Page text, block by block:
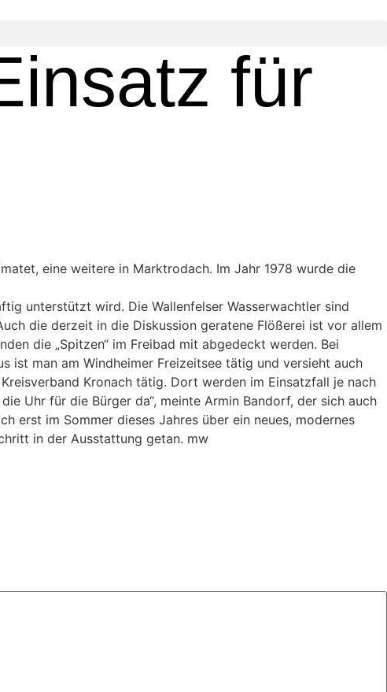
für
eine weitere in Marktrodach. Im Jahr 1978 wurde die
unterstützt wird. Die Wallenfelser Wasserwachtler sind
die derzeit in die Diskussion geratene Flößerei ist vor allem
die „Spitzen“ im Freibad mit abgedeckt werden. Bei
ist man am Windheimer Freizeitsee tätig und versieht auch
Kronach tätig. Dort werden im Einsatzfall je nach
Uhr für die Bürger da“, meinte Armin Bandorf, der sich auch
im Sommer dieses Jahres über ein neues, modernes
in der Ausstattung getan. mw